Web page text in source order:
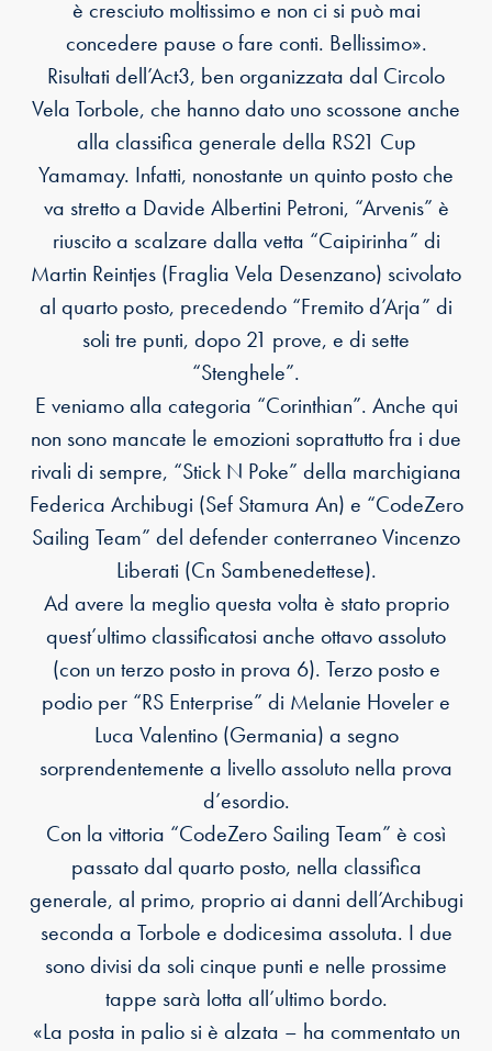
è cresciuto moltissimo e non ci si può mai
concedere pause o fare conti. Bellissimo».
Risultati dell’Act3, ben organizzata dal Circolo
Vela Torbole, che hanno dato uno scossone anche
alla classifica generale della RS21 Cup
Yamamay. Infatti, nonostante un quinto posto che
va stretto a Davide Albertini Petroni, “Arvenis” è
riuscito a scalzare dalla vetta “Caipirinha” di
Martin Reintjes (Fraglia Vela Desenzano) scivolato
al quarto posto, precedendo “Fremito d’Arja” di
soli tre punti, dopo 21 prove, e di sette
“Stenghele”.
E veniamo alla categoria “Corinthian”. Anche qui
non sono mancate le emozioni soprattutto fra i due
rivali di sempre, “Stick N Poke” della marchigiana
Federica Archibugi (Sef Stamura An) e “CodeZero
Sailing Team” del defender conterraneo Vincenzo
Liberati (Cn Sambenedettese).
Ad avere la meglio questa volta è stato proprio
quest’ultimo classificatosi anche ottavo assoluto
(con un terzo posto in prova 6). Terzo posto e
podio per “RS Enterprise” di Melanie Hoveler e
Luca Valentino (Germania) a segno
sorprendentemente a livello assoluto nella prova
d’esordio.
Con la vittoria “CodeZero Sailing Team” è così
passato dal quarto posto, nella classifica
generale, al primo, proprio ai danni dell’Archibugi
seconda a Torbole e dodicesima assoluta. I due
sono divisi da soli cinque punti e nelle prossime
tappe sarà lotta all’ultimo bordo.
«La posta in palio si è alzata – ha commentato un